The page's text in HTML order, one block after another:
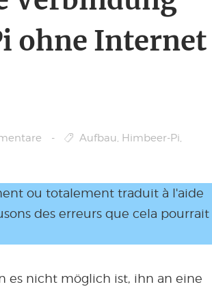
ohne Internet
- Aufbau, Himbeer-Pi,
ou totalement traduit à l'aide
des erreurs que cela pourrait
es nicht möglich ist, ihn an eine